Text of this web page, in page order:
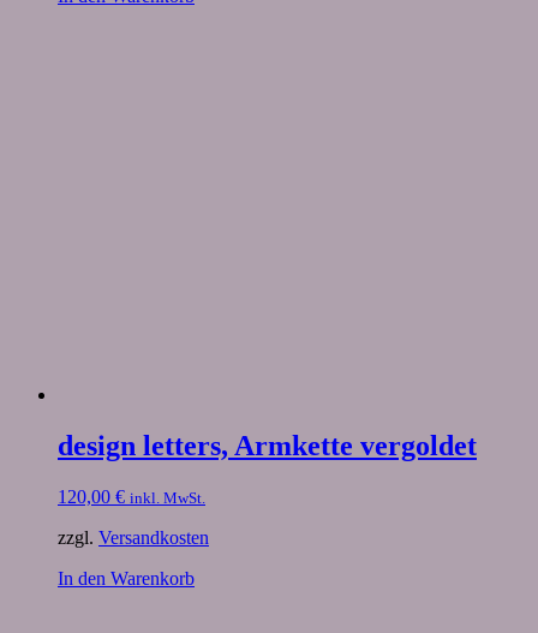
design letters, Armkette vergoldet
120,00 € inkl. MwSt.
zzgl. Versandkosten
In den Warenkorb